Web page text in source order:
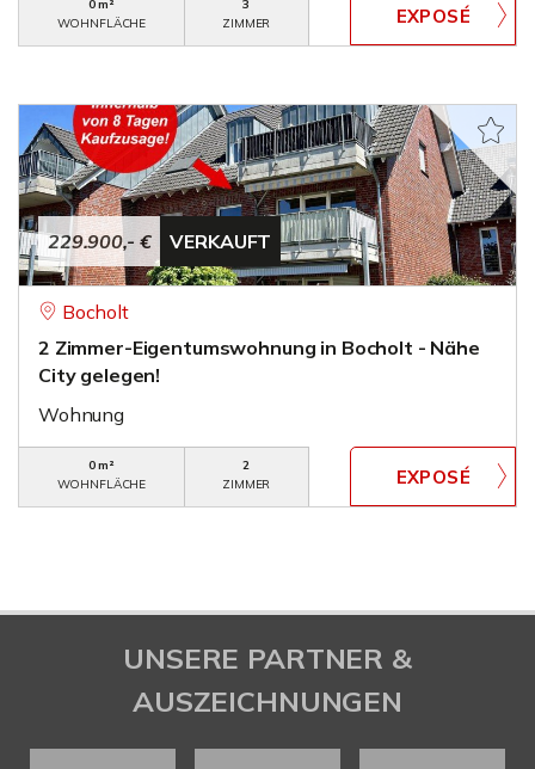
0 m²
WOHNFLÄCHE
3
ZIMMER
229.900,- € VERKAUFT
Bocholt
2 Zimmer-Eigentumswohnung in Bocholt - Nähe
City gelegen!
Wohnung
0 m²
WOHNFLÄCHE
2
ZIMMER
UNSERE PARTNER &
AUSZEICHNUNGEN